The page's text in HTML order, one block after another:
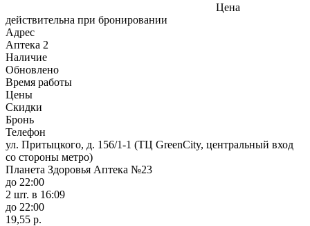
Цена
действительна при бронировании
Адрес
Аптека 2
Наличие
Обновлено
Время работы
Цены
Скидки
Бронь
Телефон
ул. Притыцкого, д. 156/1-1 (ТЦ GreenCity, центральный вход
со стороны метро)
Планета Здоровья Аптека №23
до 22:00
2 шт. в 16:09
до 22:00
19,55 р.